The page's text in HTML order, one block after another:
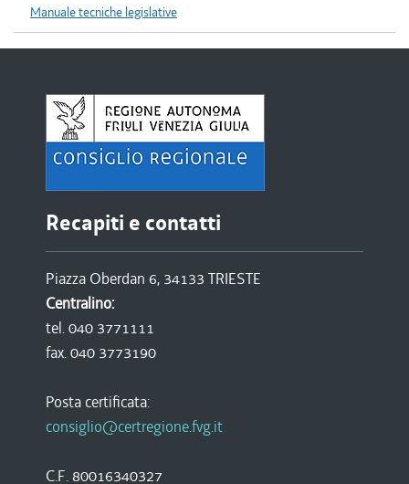
Manuale tecniche legislative
Recapiti e contatti
Piazza Oberdan 6, 34133 TRIESTE
Centralino:
tel. 040 3771111
fax. 040 3773190
Posta certificata:
consiglio@certregione.fvg.it
C.F. 80016340327